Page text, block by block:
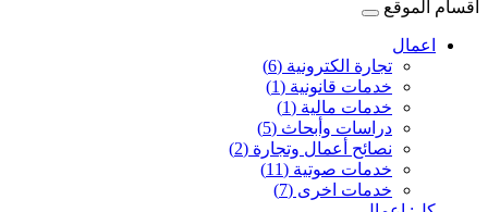
أقسام الموقع
اعمال
تجارة الكترونية (6)
خدمات قانونية (1)
خدمات مالية (1)
دراسات وأبحاث (5)
نصائح أعمال وتجارة (2)
خدمات صوتية (11)
خدمات اخرى (7)